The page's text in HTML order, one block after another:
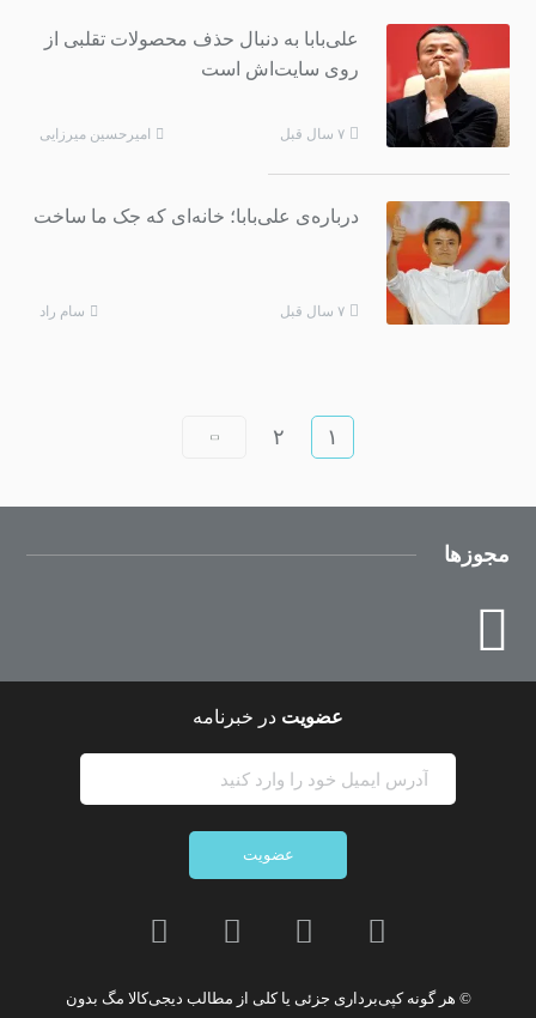
علی‌بابا به دنبال حذف محصولات تقلبی از
روی سایت‌اش است
۷ سال قبل امیرحسین میرزایی
درباره‌ی علی‌بابا؛ خانه‌ای که جک ما ساخت
۷ سال قبل سام راد
۱ ۲
مجوزها
عضویت در خبرنامه
عضویت
© هر گونهکپی‌برداری جزئی یا کلی از مطالب دیجی‌کالا مگ بدون